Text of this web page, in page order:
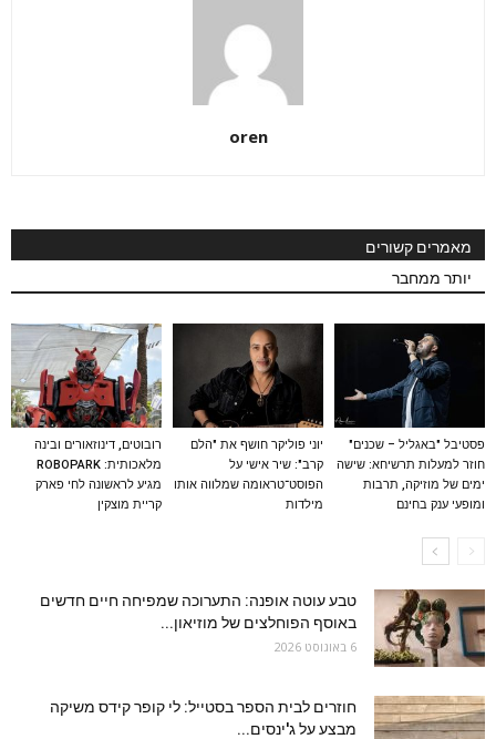
oren
מאמרים קשורים
יותר ממחבר
פסטיבל "באגליל – שכנים"
חוזר למעלות תרשיחא: שישה
ימים של מוזיקה, תרבות
ומופעי ענק בחינם
יוני פוליקר חושף את "הלם
קרב": שיר אישי על
הפוסט־טראומה שמלווה אותו
מילדות
רובוטים, דינוזאורים ובינה
מלאכותית: ROBOPARK
מגיע לראשונה לחי פארק
קריית מוצקין
טבע עוטה אופנה: התערוכה שמפיחה חיים חדשים
באוסף הפוחלצים של מוזיאון...
6 באוגוסט 2026
חוזרים לבית הספר בסטייל: לי קופר קידס משיקה
מבצע על ג'ינסים...